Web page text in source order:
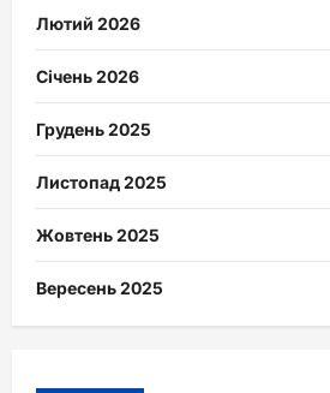
Лютий 2026
Січень 2026
Грудень 2025
Листопад 2025
Жовтень 2025
Вересень 2025